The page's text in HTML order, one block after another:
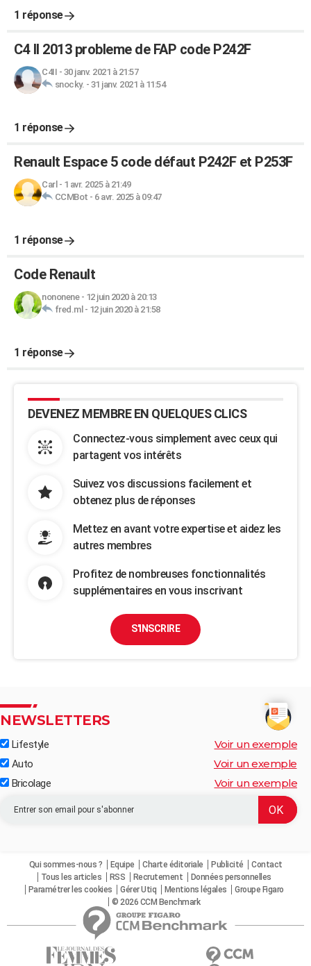
1 réponse
C4 II 2013 probleme de FAP code P242F
C4II - 30 janv. 2021 à 21:57
snocky. - 31 janv. 2021 à 11:54
1 réponse
Renault Espace 5 code défaut P242F et P253F
Carl - 1 avr. 2025 à 21:49
CCMBot - 6 avr. 2025 à 09:47
1 réponse
Code Renault
nononene- 12 juin 2020 à 20:13
fred.ml - 12 juin 2020 à 21:58
1 réponse
DEVENEZ MEMBRE EN QUELQUES CLICS
Connectez-vous simplement avec ceux qui
partagent vos intérêts
Suivez vos discussions facilement et
obtenez plus de réponses
Mettez en avant votre expertise et aidez les
autres membres
Profitez de nombreuses fonctionnalités
supplémentaires en vous inscrivant
S'INSCRIRE
NEWSLETTERS
Lifestyle Voir un exemple
Auto Voir un exemple
Bricolage Voir un exemple
Qui sommes-nous ? Equipe Charte éditoriale Publicité
Contact
Tous les articles
RSS Recrutement
Données personnelles
Paramétrer les cookies
Gérer Utiq Mentions légales
Groupe Figaro
© 2026 CCM Benchmark